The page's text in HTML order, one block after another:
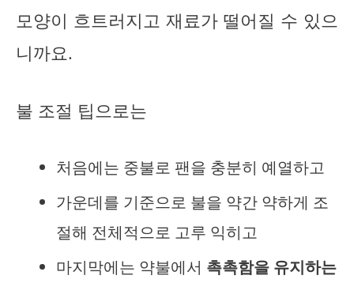
모양이 흐트러지고 재료가 떨어질 수 있으
니까요.
불 조절 팁으로는
처음에는 중불로 팬을 충분히 예열하고
가운데를 기준으로 불을 약간 약하게 조
절해 전체적으로 고루 익히고
마지막에는 약불에서 촉촉함을 유지하는